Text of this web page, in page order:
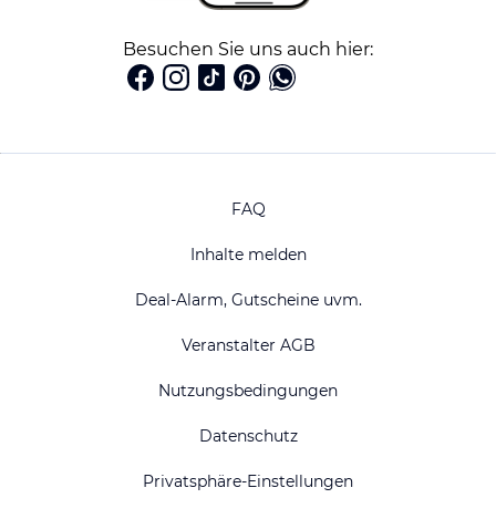
Besuchen Sie uns auch hier:
FAQ
Inhalte melden
Deal-Alarm, Gutscheine uvm.
Veranstalter AGB
Nutzungsbedingungen
Datenschutz
Privatsphäre-Einstellungen